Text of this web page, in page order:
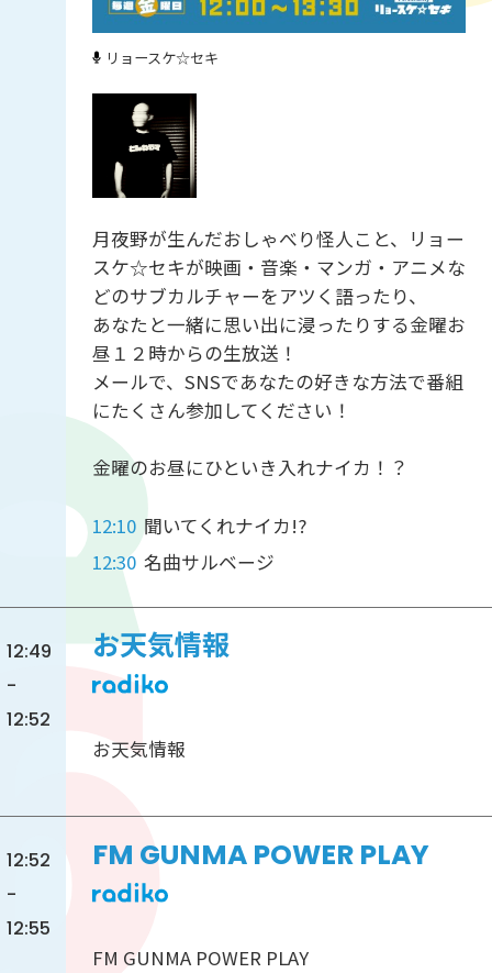
リョースケ☆セキ
月夜野が生んだおしゃべり怪人こと、リョー
スケ☆セキが映画・音楽・マンガ・アニメな
どのサブカルチャーをアツく語ったり、
あなたと一緒に思い出に浸ったりする金曜お
昼１２時からの生放送！
メールで、SNSであなたの好きな方法で番組
にたくさん参加してください！
金曜のお昼にひといき入れナイカ！？
12:10 聞いてくれナイカ!?
12:30 名曲サルベージ
12:49
-
12:52
お天気情報
お天気情報
12:52
-
12:55
FM GUNMA POWER PLAY
FM GUNMA POWER PLAY